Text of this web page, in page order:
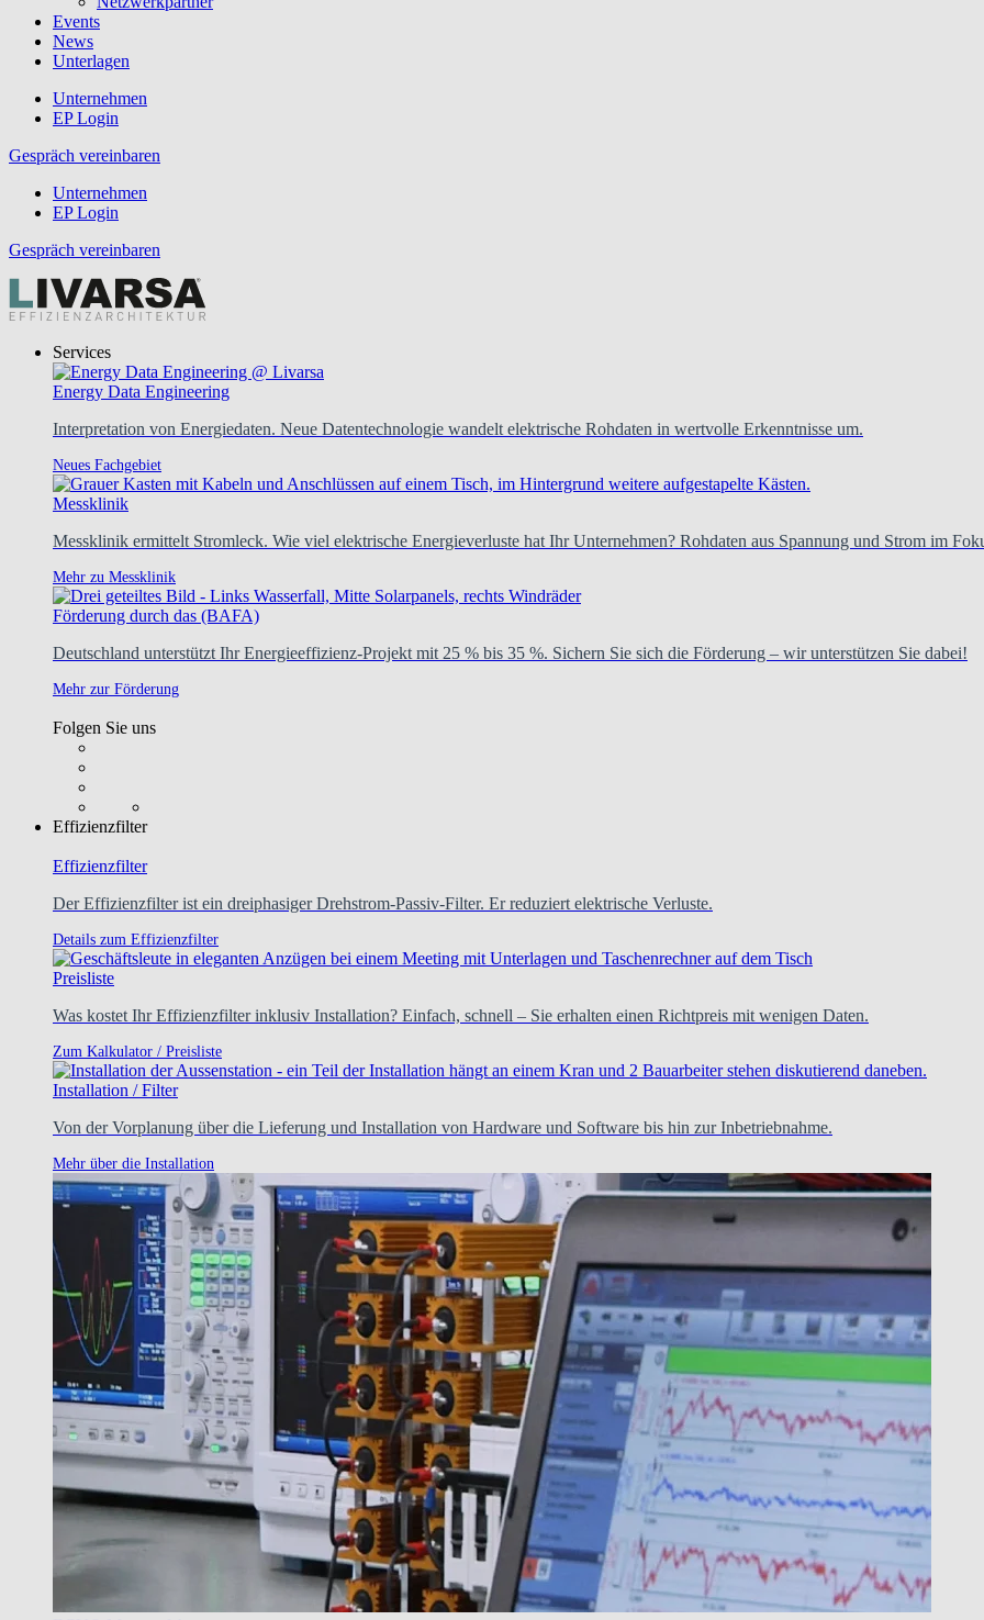
Events
News
Unterlagen
Unternehmen
EP Login
Gespräch vereinbaren
Unternehmen
EP Login
Gespräch vereinbaren
Services
Energy Data Engineering
Interpretation von Energiedaten. Neue Datentechnologie wandelt elektrische Rohdaten in wertvolle Erkenntnisse um.
Neues Fachgebiet
Messklinik
Messklinik ermittelt Stromleck. Wie viel elektrische Energieverluste hat Ihr Unternehmen? Rohdaten aus Spannung und Strom im
Mehr zu Messklinik
Förderung durch das (BAFA)
Deutschland unterstützt Ihr Energieeffizienz-Projekt mit 25 % bis 35 %. Sichern Sie sich die Förderung – wir unterstützen Sie dabei!
Mehr zur Förderung
Folgen Sie uns
Effizienzfilter
Effizienzfilter
Der Effizienzfilter ist ein dreiphasiger Drehstrom-Passiv-Filter. Er reduziert elektrische Verluste.
Details zum Effizienzfilter
Preisliste
Was kostet Ihr Effizienzfilter inklusiv Installation? Einfach, schnell – Sie erhalten einen Richtpreis mit wenigen Daten.
Zum Kalkulator / Preisliste
Installation / Filter
Von der Vorplanung über die Lieferung und Installation von Hardware und Software bis hin zur Inbetriebnahme.
Mehr über die Installation